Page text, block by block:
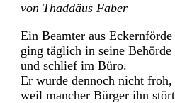
von Thaddäus Faber
Ein Beamter aus Eckernförde
ging täglich in seine Behörde
und schlief im Büro.
Er wurde dennoch nicht froh,
weil mancher Bürger ihn